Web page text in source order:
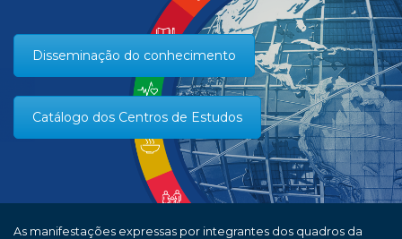
Disseminação do conhecimento
Catálogo dos Centros de Estudos
As manifestações expressas por integrantes dos quadros da